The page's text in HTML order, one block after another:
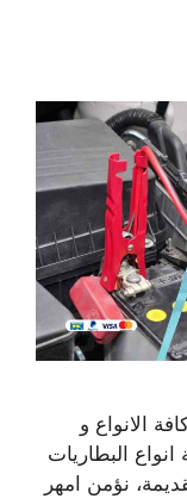
الانواع و
البطاريات
نؤمن امهر